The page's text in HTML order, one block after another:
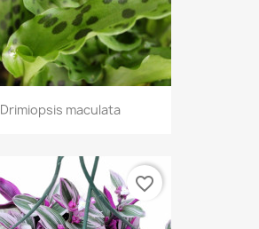
Drimiopsis maculata
favorite_border